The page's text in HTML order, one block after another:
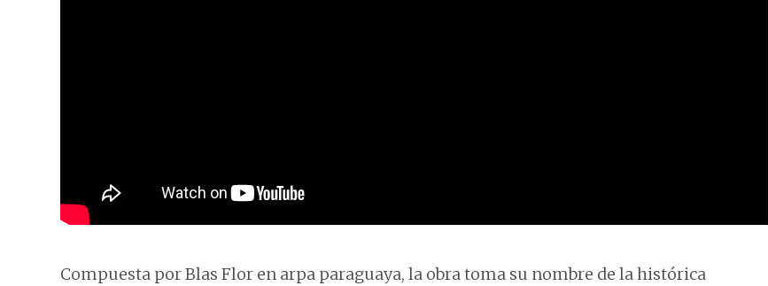
Compuesta por Blas Flor en arpa paraguaya, la obra toma su nombre de la histórica